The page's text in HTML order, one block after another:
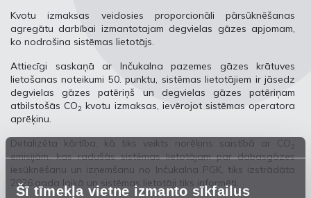
Šī tīmekļa vietne izmanto sīkfailus
Kvotu izmaksas veidosies proporcionāli pārsūknēšanas
agregātu darbībai izmantotajam degvielas gāzes apjomam,
ko nodrošina sistēmas lietotājs.
Attiecīgi saskaņā ar Inčukalna pazemes gāzes krātuves
lietošanas noteikumi 50. punktu, sistēmas lietotājiem ir jāsedz
degvielas gāzes patēriņš un degvielas gāzes patēriņam
atbilstošās CO2 kvotu izmaksas, ievērojot sistēmas operatora
aprēķinu.
Detalizēta kārtība, kā tiks veikts norēķins saistībā ar CO 2
emisijām, kas radušās sistēmas lietotājam par dabasgāzes
iesūknēšanu un izņemšanu no Inčukalna PGK, tiks izstrādāta
2026.gada laikā un sistēmas lietotāji tiks informēti.